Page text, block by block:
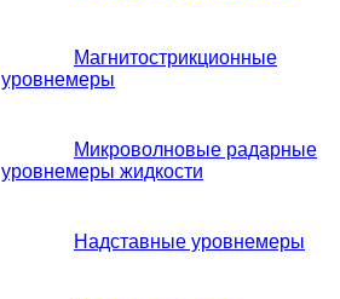
Магнитострикционные
уровнемеры
Микроволновые радарные
уровнемеры жидкости
Надставные уровнемеры